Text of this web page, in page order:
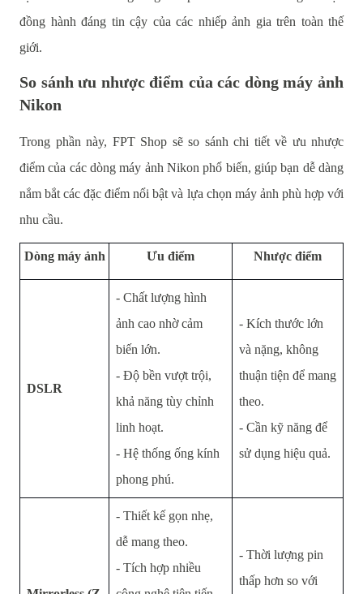
đồng hành đáng tin cậy của các nhiếp ảnh gia trên toàn thế
giới.
So sánh ưu nhược điểm của các dòng máy ảnh
Nikon
Trong phần này, FPT Shop sẽ so sánh chi tiết về ưu nhược
điểm của các dòng máy ảnh Nikon phổ biến, giúp bạn dễ dàng
nắm bắt các đặc điểm nổi bật và lựa chọn máy ảnh phù hợp với
nhu cầu.
Dòng máy ảnh Ưu điểm Nhược điểm
DSLR
- Chất lượng hình
ảnh cao nhờ cảm
biến lớn.
- Độ bền vượt trội,
khả năng tùy chỉnh
linh hoạt.
- Hệ thống ống kính
phong phú.
- Kích thước lớn
và nặng, không
thuận tiện để mang
theo.
- Cần kỹ năng để
sử dụng hiệu quả.
- Thiết kế gọn nhẹ,
dễ mang theo.
- Tích hợp nhiều
- Thời lượng pin
thấp hơn so với